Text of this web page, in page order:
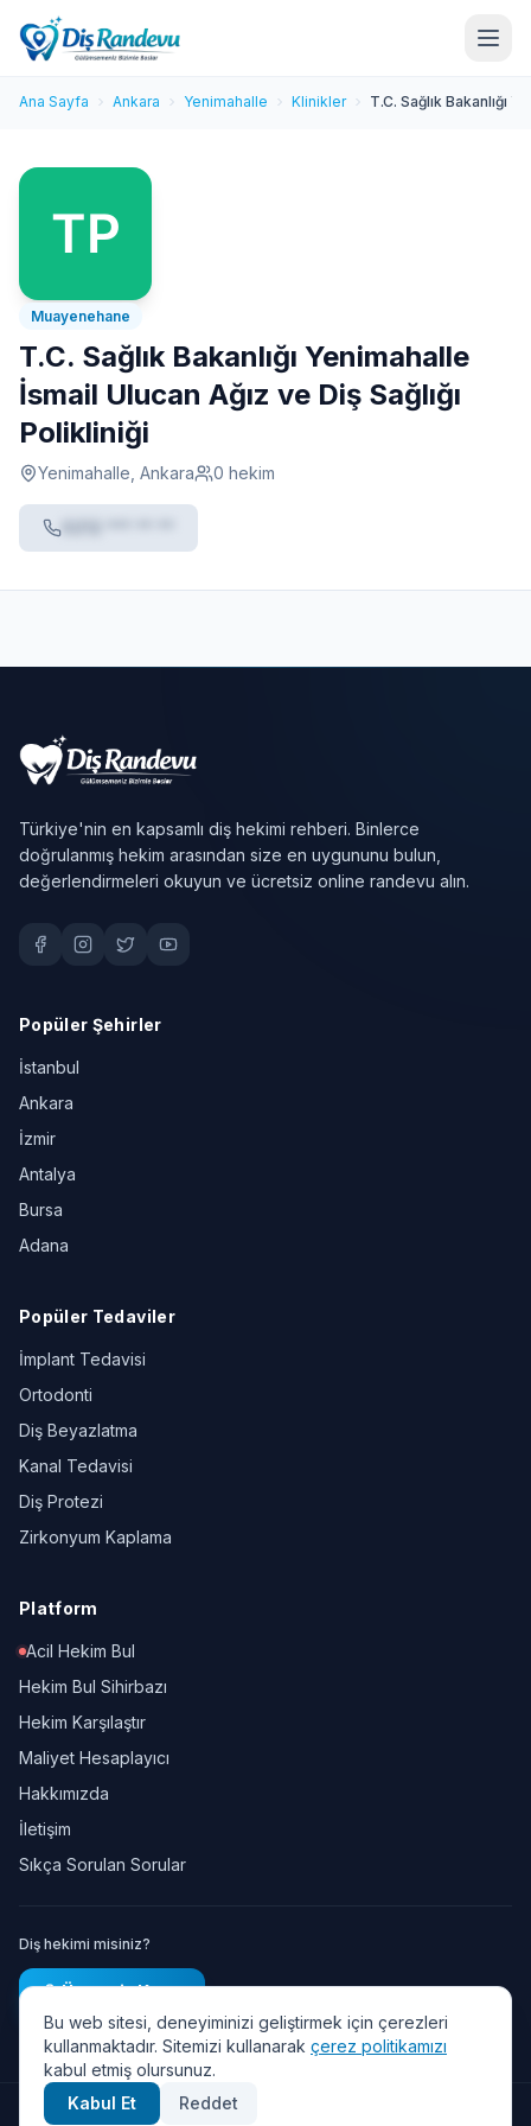
Ana Sayfa Ankara Yenimahalle Klinikler T.C. Sağlık Bakanlığı
Muayenehane
T.C. Sağlık Bakanlığı Yenimahalle
İsmail Ulucan Ağız ve Diş Sağlığı
Polikliniği
Yenimahalle, Ankara 0 hekim
Türkiye'nin en kapsamlı diş hekimi rehberi. Binlerce
doğrulanmış hekim arasından size en uygununu bulun,
değerlendirmeleri okuyun ve ücretsiz online randevu alın.
Popüler Şehirler
İstanbul
Ankara
İzmir
Antalya
Bursa
Adana
Popüler Tedaviler
İmplant Tedavisi
Ortodonti
Diş Beyazlatma
Kanal Tedavisi
Diş Protezi
Zirkonyum Kaplama
Platform
Acil Hekim Bul
Hekim Bul Sihirbazı
Hekim Karşılaştır
Maliyet Hesaplayıcı
Hakkımızda
İletişim
Sıkça Sorulan Sorular
Diş hekimi misiniz?
Ücretsiz Kayıt
© 2026 Diş Randevu — Tüm hakları saklıdır.
Bu web sitesi, deneyiminizi geliştirmek için çerezleri
kullanmaktadır. Sitemizi kullanarak çerez politikamızı
kabul etmiş olursunuz.
Kabul Et
Reddet